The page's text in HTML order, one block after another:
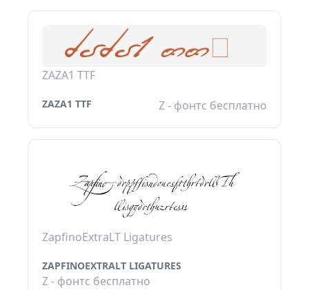
ZAZA1 TTF
ZAZA1 TTF Z - фонтс бесплатно
ZapfinoExtraLT Ligatures
ZAPFINOEXTRALT LIGATURES
Z - фонтс бесплатно